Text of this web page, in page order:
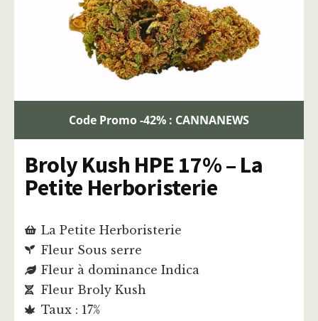
Code Promo -42% : CANNANEWS
Broly Kush HPE 17% – La
Petite Herboristerie
La Petite Herboristerie
Fleur Sous serre
Fleur à dominance Indica
Fleur Broly Kush
Taux : 17%